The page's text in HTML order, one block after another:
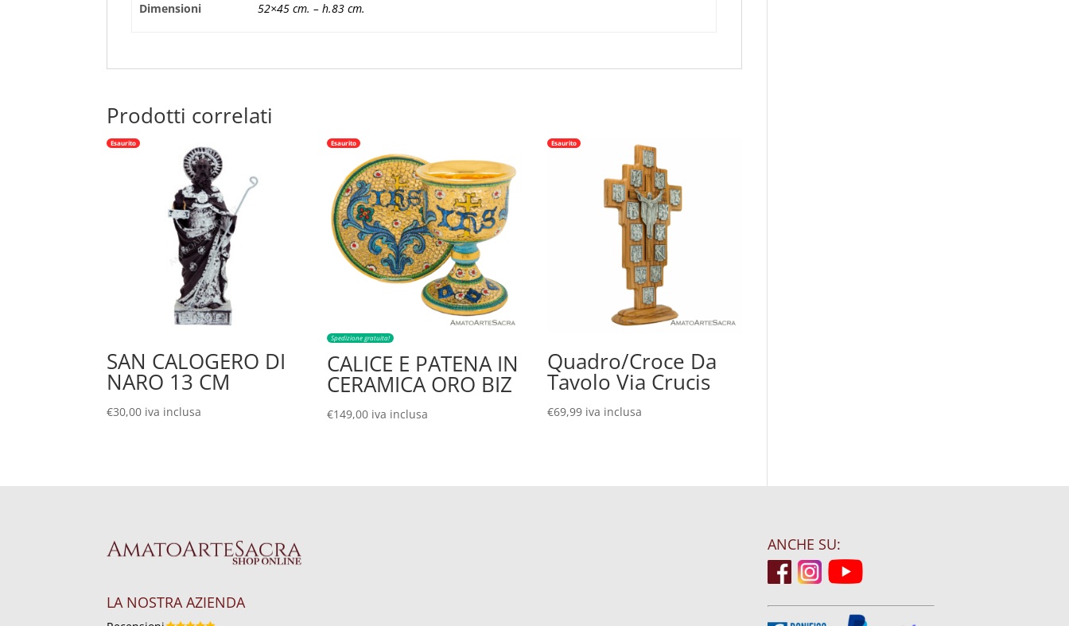
Dimensioni 52×45 cm. – h.83 cm.
Prodotti correlati
Esaurito
SAN CALOGERO DI
NARO 13 CM
€30,00 iva inclusa
Esaurito
Spedizione gratuita!
CALICE E PATENA IN
CERAMICA ORO BIZ
€149,00 iva inclusa
Esaurito
Quadro/Croce Da
Tavolo Via Crucis
€69,99 iva inclusa
LA NOSTRA AZIENDA
ANCHE SU: